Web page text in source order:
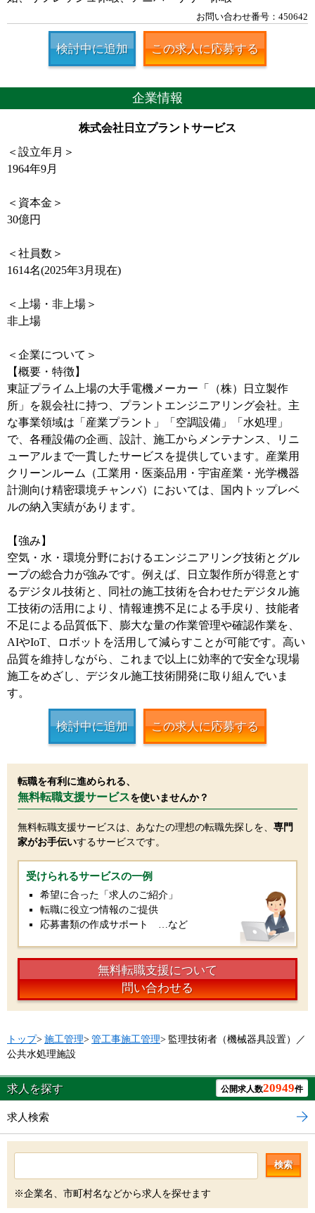
お問い合わせ番号：450642
検討中に追加 この求人に応募する
企業情報
株式会社日立プラントサービス
＜設立年月＞
1964年9月
＜資本金＞
30億円
＜社員数＞
1614名(2025年3月現在)
＜上場・非上場＞
非上場
＜企業について＞
【概要・特徴】
東証プライム上場の大手電機メーカー「（株）日立製作
所」を親会社に持つ、プラントエンジニアリング会社。主
な事業領域は「産業プラント」「空調設備」「水処理」
で、各種設備の企画、設計、施工からメンテナンス、リニ
ューアルまで一貫したサービスを提供しています。産業用
クリーンルーム（工業用・医薬品用・宇宙産業・光学機器
計測向け精密環境チャンバ）においては、国内トップレベ
ルの納入実績があります。
【強み】
空気・水・環境分野におけるエンジニアリング技術とグル
ープの総合力が強みです。例えば、日立製作所が得意とす
るデジタル技術と、同社の施工技術を合わせたデジタル施
工技術の活用により、情報連携不足による手戻り、技能者
不足による品質低下、膨大な量の作業管理や確認作業を、
AIやIoT、ロボットを活用して減らすことが可能です。高い
品質を維持しながら、これまで以上に効率的で安全な現場
施工をめざし、デジタル施工技術開発に取り組んでいま
す。
検討中に追加 この求人に応募する
転職を有利に進められる、
無料転職支援サービスを使いませんか？
無料転職支援サービスは、あなたの理想の転職先探しを、 専門
家がお手伝いするサービスです。
受けられるサービスの一例
希望に合った「求人のご紹介」
転職に役立つ情報のご提供
応募書類の作成サポート …など
無料転職支援について
問い合わせる
トップ> 施工管理> 管工事施工管理> 監理技術者（機械器具設置）／
公共水処理施設
求人を探す 公開求人数20949件
求人検索
検索
※企業名、市町村名などから求人を探せます